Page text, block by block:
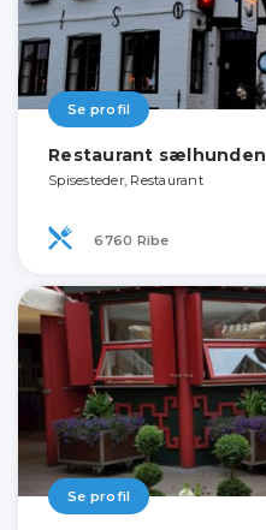
Se profil
Restaurant sælhunden
Spisesteder, Restaurant
6760 Ribe
Se profil